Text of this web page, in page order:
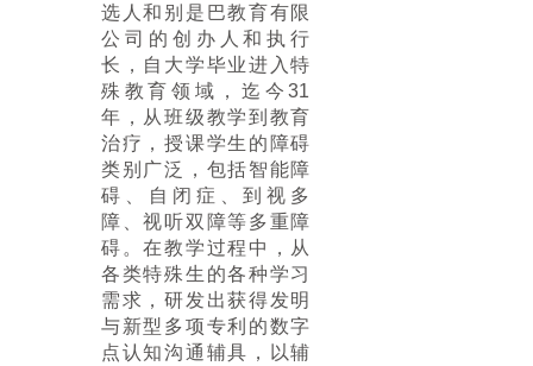
选人和别是巴教育有限
公司的创办人和执行
长，自大学毕业进入特
殊教育领域，迄今31
年，从班级教学到教育
治疗，授课学生的障碍
类别广泛，包括智能障
碍、自闭症、到视多
障、视听双障等多重障
碍。在教学过程中，从
各类特殊生的各种学习
需求，研发出获得发明
与新型多项专利的数字
点认知沟通辅具，以辅